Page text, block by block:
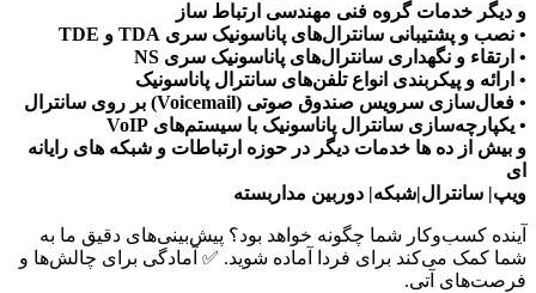
و دیگر خدمات گروه فنی مهندسی ارتباط ساز
• نصب و پشتیبانی سانترال‌های پاناسونیک سری TDA و TDE
• ارتقاء و نگهداری سانترال‌های پاناسونیک سری NS
• ارائه و پیکربندی انواع تلفن‌های سانترال پاناسونیک
• فعال‌سازی سرویس صندوق صوتی (Voicemail) بر روی سانترال
• یکپارچه‌سازی سانترال پاناسونیک با سیستم‌های VoIP
و بیش از ده ها خدمات دیگر در حوزه ارتباطات و شبکه های رایانه
ای
ویپ| سانترال|شبکه| دوربین مداربسته
آینده کسب‌وکار شما چگونه خواهد بود؟ پیش‌بینی‌های دقیق ما به
شما کمک می‌کند برای فردا آماده شوید. ✅ آمادگی برای چالش‌ها و
فرصت‌های آتی.